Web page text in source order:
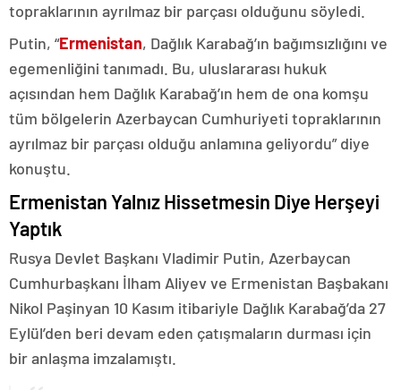
topraklarının ayrılmaz bir parçası olduğunu söyledi.
Putin, “Ermenistan, Dağlık Karabağ’ın bağımsızlığını ve
egemenliğini tanımadı. Bu, uluslararası hukuk
açısından hem Dağlık Karabağ’ın hem de ona komşu
tüm bölgelerin Azerbaycan Cumhuriyeti topraklarının
ayrılmaz bir parçası olduğu anlamına geliyordu” diye
konuştu.
Ermenistan Yalnız Hissetmesin Diye Herşeyi
Yaptık
Rusya Devlet Başkanı Vladimir Putin, Azerbaycan
Cumhurbaşkanı İlham Aliyev ve Ermenistan Başbakanı
Nikol Paşinyan 10 Kasım itibariyle Dağlık Karabağ’da 27
Eylül’den beri devam eden çatışmaların durması için
bir anlaşma imzalamıştı.